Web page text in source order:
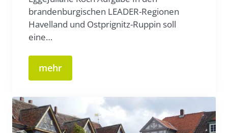
brandenburgischen LEADER-Regionen
Havelland und Ostprignitz-Ruppin soll
eine…
mehr